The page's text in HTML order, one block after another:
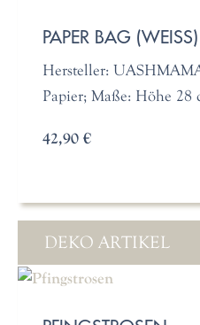
PAPER BAG (WEISS)
Hersteller:
Papier; Maße: Höhe 28
42,90 €
DEKO ARTIKEL